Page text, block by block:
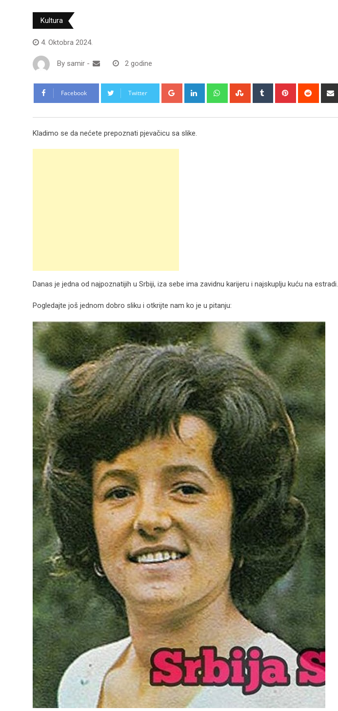
Kultura
4. Oktobra 2024.
By samir - 2 godine
Facebook Twitter Google+ LinkedIn WhatsappStumbleUpon
Tumblr Pinterest Reddit
Kladimo se da nećete prepoznati pjevačicu sa slike.
Danas je jedna od najpoznatijih u Srbiji, iza sebe ima zavidnu karijeru i najskuplju kuću na estradi.
Pogledajte još jednom dobro sliku i otkrijte nam ko je u pitanju: